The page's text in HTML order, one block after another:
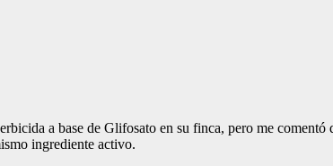
a base de Glifosato en su finca, pero me
ingrediente activo.